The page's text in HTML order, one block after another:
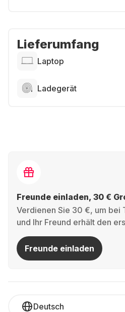
Lieferumfang
Laptop
Ladegerät
Freunde einladen, 30 €
Verdienen Sie 30 €, um bei
und Ihr Freund erhält den
Freunde einladen
Deutsch